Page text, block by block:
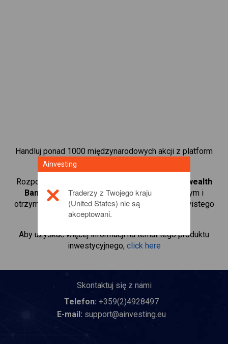
Handluj ponad 1000 międzynarodowych akcji z platform
handlową CFD od Ainvesting.
Rozpocznij handel kontraktami CFD w
Commonwealth
Bank
. Uzyskaj notowania w czasie rzeczywistym i
otrzymuj dywidendy tak, jak w przypadku rzeczywistego
posiadania akcji.
Aby uzyskać więcej informacji na temat tego produktu
inwestycyjnego, click here
Skontaktuj się z nami
Telefon: +359(2)4928497
E-mail: support@ainvesting.eu
Ainvesting
Traderzy z Twojego kraju
(United States) nie są
akceptowani.